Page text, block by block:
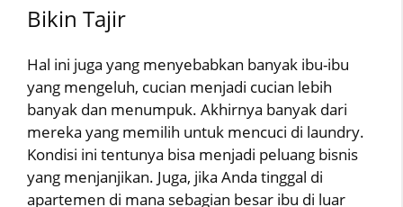
Bikin Tajir
Hal ini juga yang menyebabkan banyak ibu-ibu
yang mengeluh, cucian menjadi cucian lebih
banyak dan menumpuk. Akhirnya banyak dari
mereka yang memilih untuk mencuci di laundry.
Kondisi ini tentunya bisa menjadi peluang bisnis
yang menjanjikan. Juga, jika Anda tinggal di
apartemen di mana sebagian besar ibu di luar